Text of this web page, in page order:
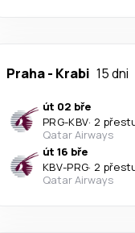
Praha- Krabi 15 dni
út 02 bře
PRG-KBV· 2
Qatar Airways
út 16 bře
KBV-PRG· 2
Qatar Airways